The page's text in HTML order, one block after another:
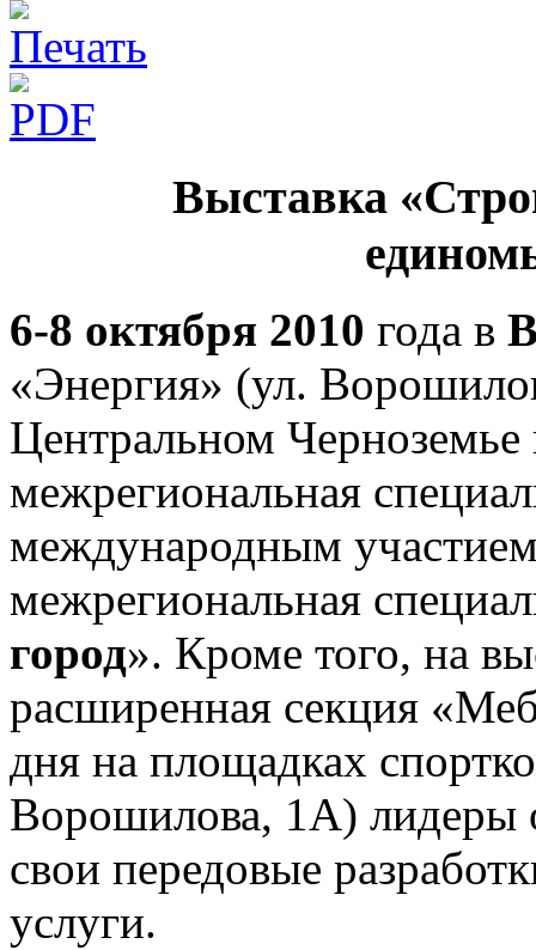
Выставка
6-8 октября 2010 года в
«Энергия» (ул.
Центральном
межрегиональная
международным
межрегиональная
город». Кроме того, на
расширенная секция
дня на площадках
Ворошилова, 1А) лидеры
свои передовые
услуги.